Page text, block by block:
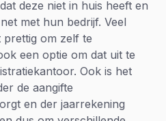
deze niet in huis heeft en
met hun bedrijf. Veel
prettig om zelf te
een optie om dat uit te
Ook is het
de aangifte
en der jaarrekening